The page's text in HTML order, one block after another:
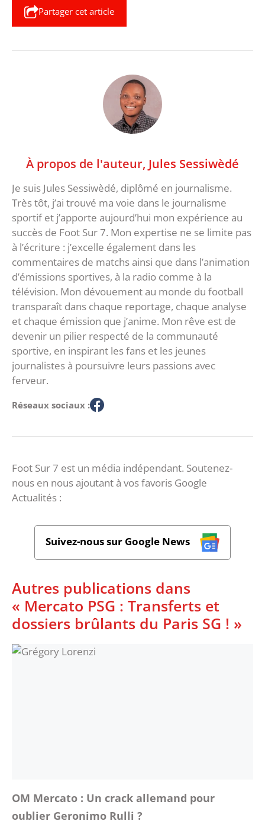
Partager cet article
À propos de l'auteur, Jules Sessiwèdé
Je suis Jules Sessiwèdé, diplômé en journalisme.
Très tôt, j’ai trouvé ma voie dans le journalisme
sportif et j’apporte aujourd’hui mon expérience au
succès de Foot Sur 7. Mon expertise ne se limite pas
à l’écriture : j’excelle également dans les
commentaires de matchs ainsi que dans l’animation
d’émissions sportives, à la radio comme à la
télévision. Mon dévouement au monde du football
transparaît dans chaque reportage, chaque analyse
et chaque émission que j’anime. Mon rêve est de
devenir un pilier respecté de la communauté
sportive, en inspirant les fans et les jeunes
journalistes à poursuivre leurs passions avec
ferveur.
Réseaux sociaux :
Foot Sur 7 est un média indépendant. Soutenez-
nous en nous ajoutant à vos favoris Google
Actualités :
Suivez-nous sur Google News
Autres publications dans
« Mercato PSG : Transferts et
dossiers brûlants du Paris SG ! »
OM Mercato : Un crack allemand pour
oublier Geronimo Rulli ?